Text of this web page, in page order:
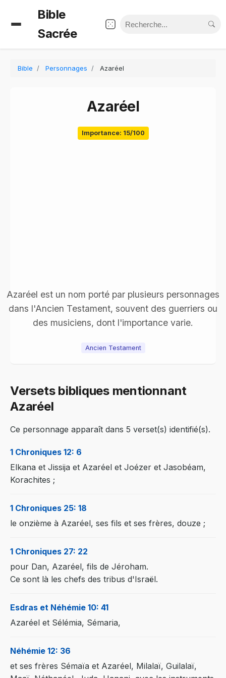
Bible
Sacrée
Bible Personnages Azaréel
Azaréel
Importance: 15/100
Azaréel est un nom porté par plusieurs personnages
dans l'Ancien Testament, souvent des guerriers ou
des musiciens, dont l'importance varie.
Ancien Testament
Versets bibliques mentionnant
Azaréel
Ce personnage apparaît dans 5 verset(s) identifié(s).
1 Chroniques 12: 6
Elkana et Jissija et Azaréel et Joézer et Jasobéam,
Korachites ;
1 Chroniques 25: 18
le onzième à Azaréel, ses fils et ses frères, douze ;
1 Chroniques 27: 22
pour Dan, Azaréel, fils de Jéroham.
Ce sont là les chefs des tribus d'Israël.
Esdras et Néhémie 10: 41
Azaréel et Sélémia, Sémaria,
Néhémie 12: 36
et ses frères Sémaïa et Azaréel, Milalaï, Guilalaï,